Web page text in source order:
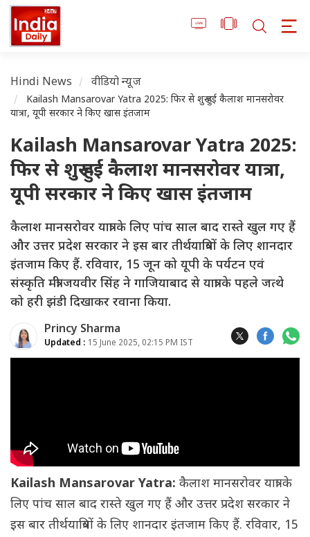
Hindi News वीडियो न्यूज
Kailash Mansarovar Yatra 2025: फिर से शुरू हुई कैलाश मानसरोवर
यात्रा, यूपी सरकार ने किए खास इंतजाम
Kailash Mansarovar Yatra 2025:
फिर से शुरू हुई कैलाश मानसरोवर यात्रा,
यूपी सरकार ने किए खास इंतजाम
कैलाश मानसरोवर यात्रा के लिए पांच साल बाद रास्ते खुल गए हैं
और उत्तर प्रदेश सरकार ने इस बार तीर्थयात्रियों के लिए शानदार
इंतजाम किए हैं. रविवार, 15 जून को यूपी के पर्यटन एवं
संस्कृति मंत्री जयवीर सिंह ने गाजियाबाद से यात्रा के पहले जत्थे
को हरी झंडी दिखाकर रवाना किया.
Princy Sharma
Updated : 15 June 2025, 02:15 PM IST
Kailash Mansarovar Yatra: कैलाश मानसरोवर यात्रा के
लिए पांच साल बाद रास्ते खुल गए हैं और उत्तर प्रदेश सरकार ने
इस बार तीर्थयात्रियों के लिए शानदार इंतजाम किए हैं. रविवार, 15